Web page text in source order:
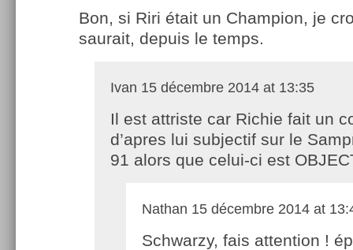
Bon, si Riri était un Champion, je
saurait, depuis le temps.
Ivan 15 décembre 2014 at 13:35
Il est attriste car Richie fait un
d’apres lui subjectif sur le
91 alors que celui-ci est
Nathan 15 décembre 2014 at
Schwarzy, fais attention !